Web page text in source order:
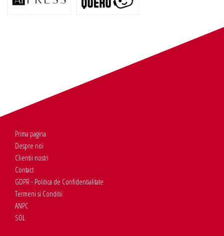
Prima pagina
Despre noi
Clientii nostri
Contact
GDPR - Politica de Confidentialitate
Termeni si Conditii
ANPC
SOL